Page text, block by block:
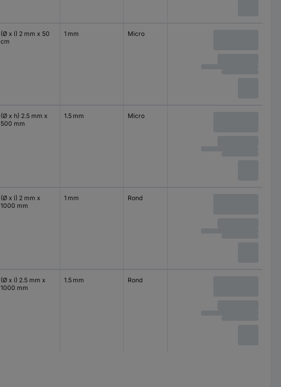
(Ø x l) 2 mm x 50
cm
1 mm Micro
(Ø x h) 2.5 mm x
500 mm
1.5 mm Micro
(Ø x l) 2 mm x
1000 mm
1 mm Rond
(Ø x l) 2.5 mm x
1000 mm
1.5 mm Rond